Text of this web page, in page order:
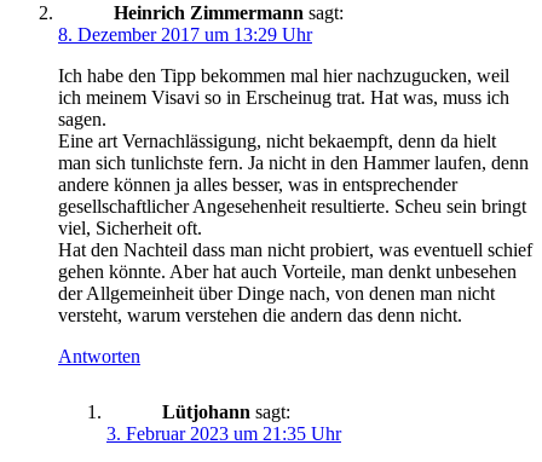
Heinrich Zimmermann sagt:
8. Dezember 2017 um 13:29 Uhr
Ich habe den Tipp bekommen mal hier nachzugucken, weil
ich meinem Visavi so in Erscheinug trat. Hat was, muss ich
sagen.
Eine art Vernachlässigung, nicht bekaempft, denn da hielt
man sich tunlichste fern. Ja nicht in den Hammer laufen, denn
andere können ja alles besser, was in entsprechender
gesellschaftlicher Angesehenheit resultierte. Scheu sein bringt
viel, Sicherheit oft.
Hat den Nachteil dass man nicht probiert, was eventuell schief
gehen könnte. Aber hat auch Vorteile, man denkt unbesehen
der Allgemeinheit über Dinge nach, von denen man nicht
versteht, warum verstehen die andern das denn nicht.
Antworten
Lütjohann sagt:
3. Februar 2023 um 21:35 Uhr